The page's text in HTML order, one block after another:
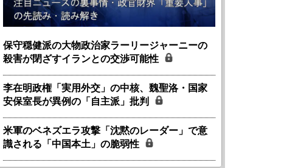
保守穏健派の大物政治家ラーリージャーニーの
殺害が閉ざすイランとの交渉可能性
李在明政権「実用外交」の中核、魏聖洛・国家
安保室長が異例の「自主派」批判
米軍のベネズエラ攻撃「沈黙のレーダー」で意
識される「中国本土」の脆弱性